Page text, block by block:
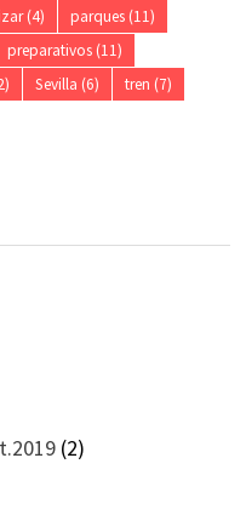
(4) parques(11)
preparativos(11)
Sevilla (6) tren (7)
(2)